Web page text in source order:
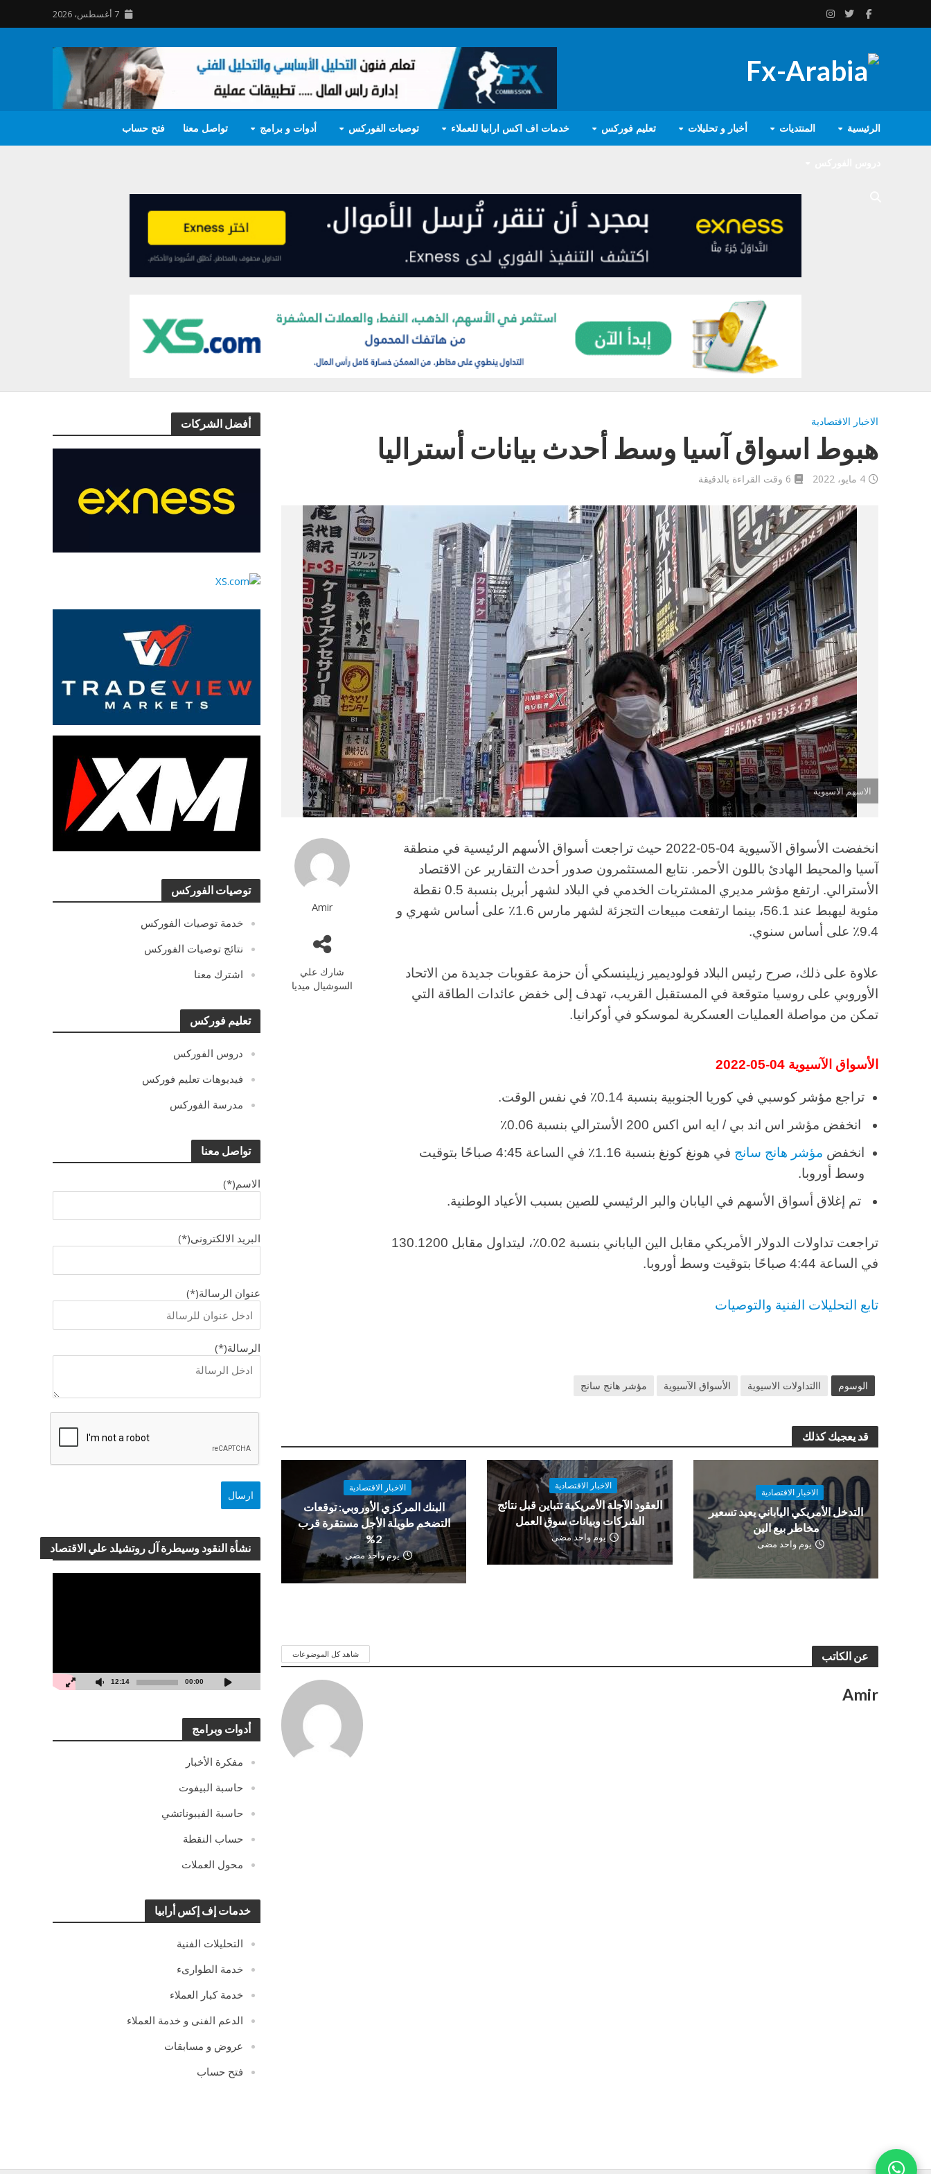
7 أغسطس، 2026
الرئيسية المنتديات أخبار و تحليلات تعليم فوركس خدمات اف اكس ارابيا للعملاء توصيات الفوركس أدوات و برامج تواصل معنا فتح حساب
أفضل الشركات
توصيات الفوركس
خدمة توصيات الفوركس
نتائج توصيات الفوركس
اشترك معنا
تعليم فوركس
دروس الفوركس
فيديوهات تعليم فوركس
مدرسة الفوركس
تواصل معنا
الاسم(*)
البريد الالكترونى(*)
عنوان الرسالة(*)
الرسالة(*)
نشأة النقود وسيطرة آل روتشيلد علي الاقتصاد
00:00
12:14
أدوات وبرامج
مفكرة الأخبار
حاسبة البيفوت
حاسبة الفيبوناتشي
حساب النقطة
محول العملات
خدمات إف إكس أرابيا
التحليلات الفنية
خدمة الطوارىء
خدمة كبار العملاء
الدعم الفنى و خدمة العملاء
عروض و مسابقات
فتح حساب
الاخبار الاقتصادية
هبوط اسواق آسيا وسط أحدث بيانات أستراليا
4 مايو، 2022 6 وقت القراءة بالدقيقة
الاسهم الاسيوية
Amir
شارك علي
السوشيال ميديا
انخفضت الأسواق الآسيوية 04-05-2022 حيث
تراجعت أسواق الأسهم الرئيسية في منطقة
آسيا والمحيط الهادئ باللون الأحمر. نتابع المستثمرون صدور أحدث التقارير عن الاقتصاد
الأسترالي. ارتفع مؤشر مديري المشتريات الخدمي في البلاد لشهر أبريل بنسبة 0.5 نقطة
مئوية ليهبط عند 56.1، بينما ارتفعت مبيعات التجزئة لشهر مارس 1.6٪ على أساس شهري و
9.4٪ على أساس سنوي.
علاوة على ذلك، صرح رئيس البلاد فولوديمير زيلينسكي أن حزمة عقوبات جديدة من الاتحاد
الأوروبي على روسيا متوقعة في المستقبل القريب، تهدف إلى خفض عائدات الطاقة التي
تمكن من مواصلة العمليات العسكرية لموسكو في أوكرانيا.
الأسواق الآسيوية 04-05-2022
تراجع مؤشر كوسبي في كوريا الجنوبية بنسبة 0.14٪ في نفس الوقت.
انخفض مؤشر اس اند بي / ايه اس اكس 200 الأسترالي بنسبة 0.06٪
انخفض مؤشر هانج سانج
في هونغ كونغ بنسبة 1.16٪ في الساعة 4:45 صباحًا بتوقيت
وسط أوروبا.
تم إغلاق أسواق الأسهم في اليابان والبر الرئيسي للصين بسبب الأعياد الوطنية.
تراجعت تداولات الدولار الأمريكي مقابل الين الياباني بنسبة 0.02٪، ليتداول مقابل 130.1200
في الساعة 4:44 صباحًا بتوقيت وسط أوروبا.
تابع التحليلات الفنية والتوصيات
الوسوم االتداولات الاسيوية الأسواق الآسيوية مؤشر هانج سانج
قد يعجبك كذلك
الاخبار الاقتصادية
التدخل الأمريكي الياباني يعيد تسعير
مخاطر بيع الين
يوم واحد مضى
الاخبار الاقتصادية
العقود الآجلة الأمريكية تتباين قبل نتائج
الشركات وبيانات سوق العمل
يوم واحد مضى
الاخبار الاقتصادية
البنك المركزي الأوروبي: توقعات
التضخم طويلة الأجل مستقرة قرب
2%
يوم واحد مضى
عن الكاتب شاهد كل الموضوعات
Amir